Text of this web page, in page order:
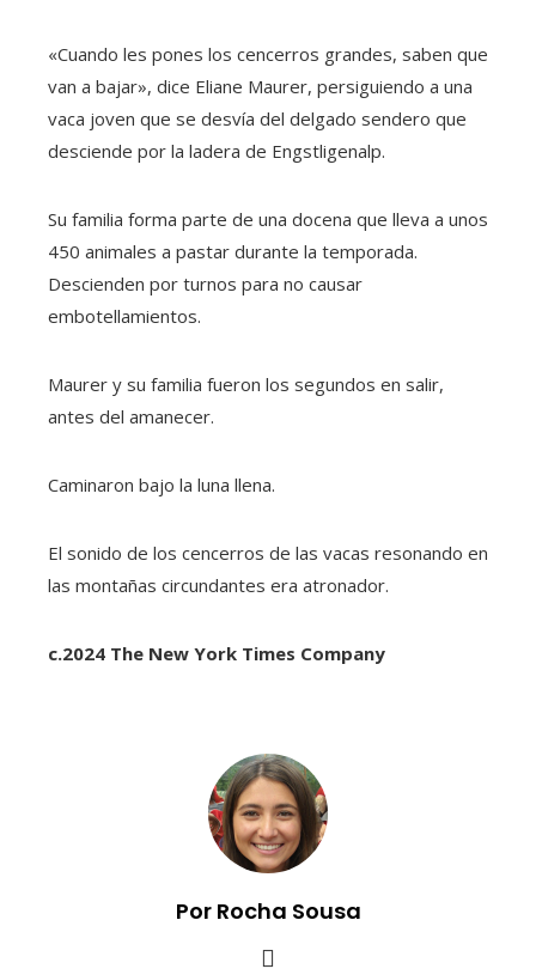
«Cuando les pones los cencerros grandes, saben que
van a bajar», dice Eliane Maurer, persiguiendo a una
vaca joven que se desvía del delgado sendero que
desciende por la ladera de Engstligenalp.
Su familia forma parte de una docena que lleva a unos
450 animales a pastar durante la temporada.
Descienden por turnos para no causar
embotellamientos.
Maurer y su familia fueron los segundos en salir,
antes del amanecer.
Caminaron bajo la luna llena.
El sonido de los cencerros de las vacas resonando en
las montañas circundantes era atronador.
c.2024 The New York Times Company
Por Rocha Sousa